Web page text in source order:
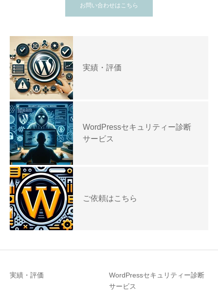
お問い合わせはこちら
実績・評価
WordPressセキュリティー診断
サービス
ご依頼はこちら
実績・評価
WordPressセキュリティー診断
サービス